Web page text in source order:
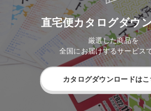
直宅便カタログダウ
厳選した商品を
全国にお届けするサービス
カタログダウンロードはこ